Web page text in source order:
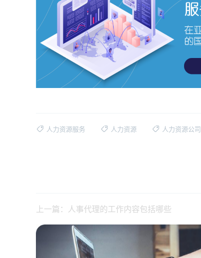
人力资源服务 人力资源 人力资源公司
上一篇：人事代理的工作内容包括哪些